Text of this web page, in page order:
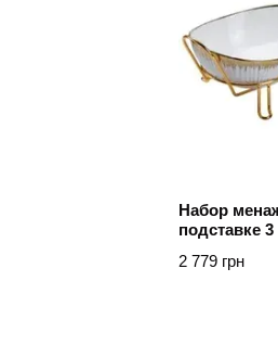
Набор
подставке
2 779 грн